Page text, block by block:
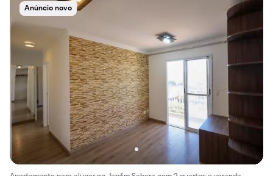
Anúncio novo